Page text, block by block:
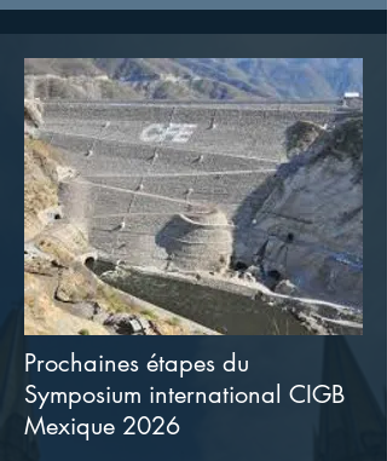
Prochaines étapes du
Symposium international CIGB
Mexique 2026